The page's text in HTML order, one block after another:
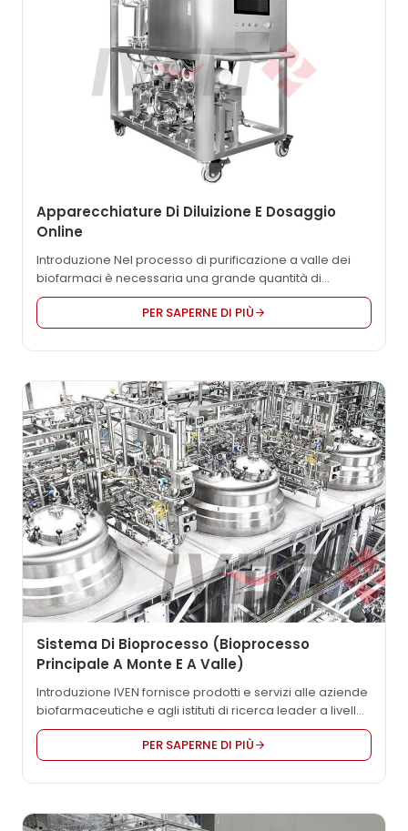
Apparecchiature Di Diluizione E Dosaggio
Online
Introduzione Nel processo di purificazione a valle dei
biofarmaci è necessaria una grande quantità di
tamponi. L'accuratezza e la riproducibilità dei tamponi
hanno un grande impatto sul processo di purificazione
delle proteine. Il sistema di diluizione e dosaggio online
vengono miscelati...
PER SAPERNE DI PIÙ
Sistema Di Bioprocesso (bioprocesso
Principale A Monte E A Valle)
Introduzione IVEN fornisce prodotti e servizi alle aziende
biofarmaceutiche e agli istituti di ricerca leader a livello
mondiale e offre soluzioni ingegneristiche integrate
personalizzate in base alle esigenze degli utenti
dell'industria biofarmaceutica, che vengono utilizzate
sulla fornitura alle aziende biofarmaceutiche di soluzioni
PER SAPERNE DI PIÙ